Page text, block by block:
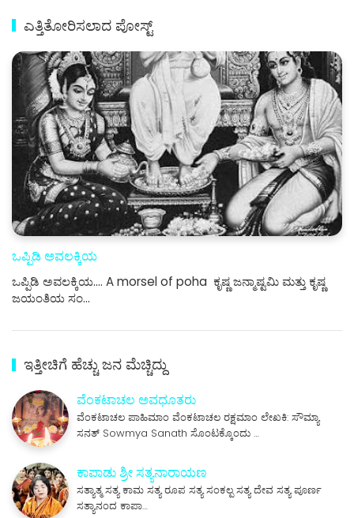
ಎತ್ತಿತೋರಿಸಲಾದ ಪೋಸ್ಟ್
ಒಪ್ಪಿಡಿ ಅವಲಕ್ಕಿಯ
ಒಪ್ಪಿಡಿ ಅವಲಕ್ಕಿಯ.... A morsel of poha ಕೃಷ್ಣ ಜನ್ಮಾಷ್ಟಮಿ ಮತ್ತು ಕೃಷ್ಣ
ಜಯಂತಿಯ ಸಂ…
ಇತ್ತೀಚಿಗೆ ಹೆಚ್ಚು ಜನ ಮೆಚ್ಚಿದ್ದು
ವೆಂಕಟಾಚಲ ಅವಧೂತರು
ವೆಂಕಟಾಚಲ ಪಾಹಿಮಾಂ ವೆಂಕಟಾಚಲ ರಕ್ಷಮಾಂ ಲೇಖಕಿ: ಸೌಮ್ಯಾ
ಸನತ್ Sowmya Sanath ಸೊಂಟಕ್ಕೊಂದು …
ಕಾಪಾಡು ಶ್ರೀ ಸತ್ಯನಾರಾಯಣ
ಸತ್ಯಾತ್ಮ ಸತ್ಯ ಕಾಮ ಸತ್ಯ ರೂಪ ಸತ್ಯ ಸಂಕಲ್ಪ ಸತ್ಯ ದೇವ ಸತ್ಯ ಪೂರ್ಣ
ಸತ್ಯಾನಂದ ಕಾಪಾ…